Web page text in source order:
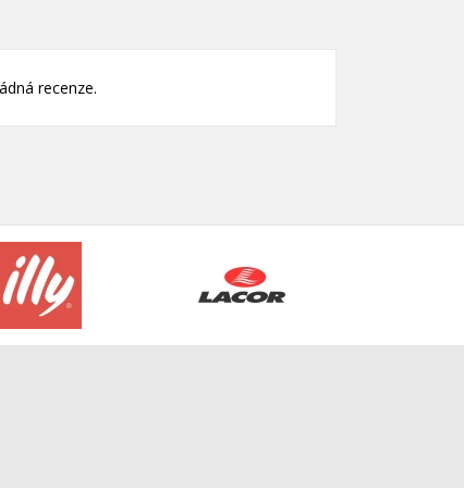
recenze.